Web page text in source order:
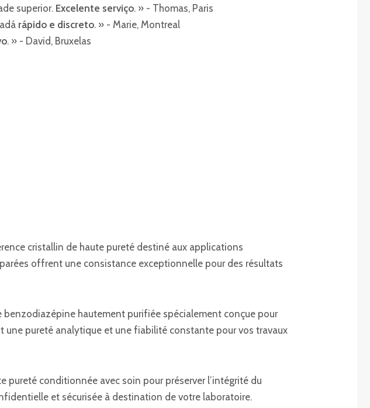
superior. Excelente serviço. » - Thomas, Paris
rápido e discreto. » - Marie, Montreal
. » - David, Bruxelas
cristallin de haute pureté destiné aux applications
offrent une consistance exceptionnelle pour des résultats
benzodiazépine hautement purifiée spécialement conçue pour
pureté analytique et une fiabilité constante pour vos travaux
pureté conditionnée avec soin pour préserver l’intégrité du
et sécurisée à destination de votre laboratoire.